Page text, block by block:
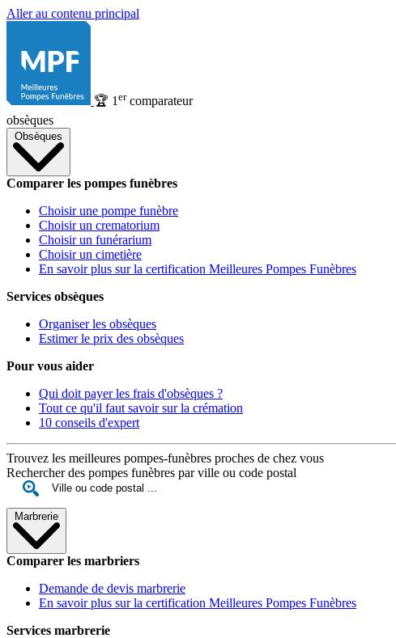
Aller au contenu principal
🏆 1 ercomparateur
obsèques
Obsèques
Comparer les pompes funèbres
Choisir une pompe funèbre
Choisir un crematorium
Choisir un funérarium
Choisir un cimetière
En savoir plus sur la certification Meilleures Pompes Funèbres
Services obsèques
Organiser les obsèques
Estimer le prix des obsèques
Pour vous aider
Qui doit payer les frais d'obsèques ?
Tout ce qu'il faut savoir sur la crémation
10 conseils d'expert
Trouvez les meilleures pompes-funèbres proches de chez vous
Rechercher des pompes funèbres par ville ou code postal
Marbrerie
Comparer les marbriers
Demande de devis marbrerie
En savoir plus sur la certification Meilleures Pompes Funèbres
Services marbrerie